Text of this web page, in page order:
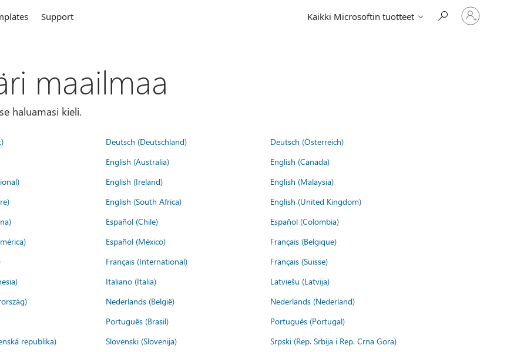
Support Kaikki Microsoftin tuotteet
Kirjaudu
sisään
tilille
maailmaa
haluamasi kieli.
Deutsch (Deutschland)
Deutsch (Österreich)
English (Australia)
English (Canada)
English (Ireland)
English (Malaysia)
English (South Africa)
English (United Kingdom)
Español (Chile)
Español (Colombia)
Español (México)
Français (Belgique)
Français (International)
Français (Suisse)
Italiano (Italia)
Latviešu (Latvija)
Nederlands (België)
Nederlands (Nederland)
Português (Brasil)
Português (Portugal)
republika) Slovenski (Slovenija)
Srpski (Rep. Srbija i Rep. Crna Gora)